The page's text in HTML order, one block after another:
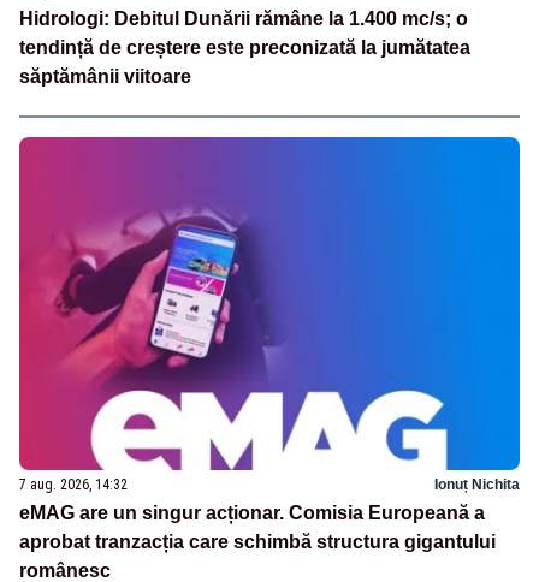
Hidrologi: Debitul Dunării rămâne la 1.400 mc/s; o
tendință de creștere este preconizată la jumătatea
săptămânii viitoare
7 aug. 2026, 14:32 Ionuț Nichita
eMAG are un singur acționar. Comisia Europeană a
aprobat tranzacția care schimbă structura gigantului
românesc